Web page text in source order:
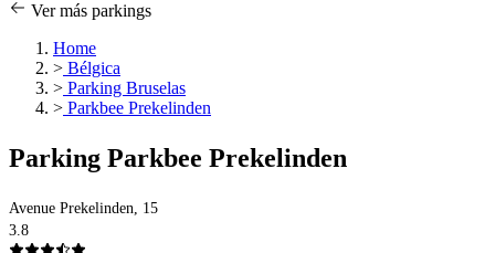
Ver más parkings
Home
> Bélgica
> Parking Bruselas
> Parkbee Prekelinden
Parking Parkbee Prekelinden
Avenue Prekelinden, 15
3.8